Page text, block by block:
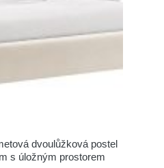
dvoulůžková postel
s úložným prostorem